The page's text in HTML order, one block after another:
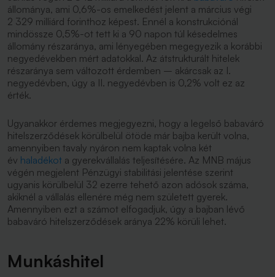
állománya, ami 0,6%-os emelkedést jelent a március végi
2 329 milliárd forinthoz képest. Ennél a konstrukciónál
mindössze 0,5%-ot tett ki a 90 napon túl késedelmes
állomány részaránya, ami lényegében megegyezik a korábbi
negyedévekben mért adatokkal. Az átstrukturált hitelek
részaránya sem változott érdemben – akárcsak az I.
negyedévben, úgy a II. negyedévben is 0,2% volt ez az
érték.
Ugyanakkor érdemes megjegyezni, hogy a legelső babaváró
hitelszerződések körülbelül ötöde már bajba került volna,
amennyiben tavaly nyáron nem kaptak volna két
év haladékot a gyerekvállalás teljesítésére. Az MNB május
végén megjelent Pénzügyi stabilitási jelentése szerint
ugyanis körülbelül 32 ezerre tehető azon adósok száma,
akiknél a vállalás ellenére még nem született gyerek.
Amennyiben ezt a számot elfogadjuk, úgy a bajban lévő
babaváró hitelszerződések aránya 22% körüli lehet.
Munkáshitel